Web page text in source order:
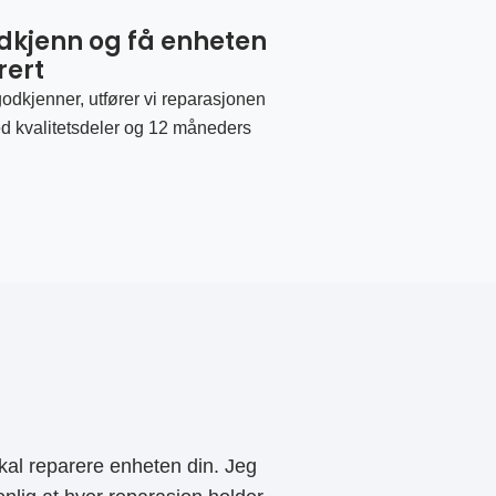
og få enheten
utfører vi reparasjonen
kvalitetsdeler og 12 måneders
reparere enheten din. Jeg